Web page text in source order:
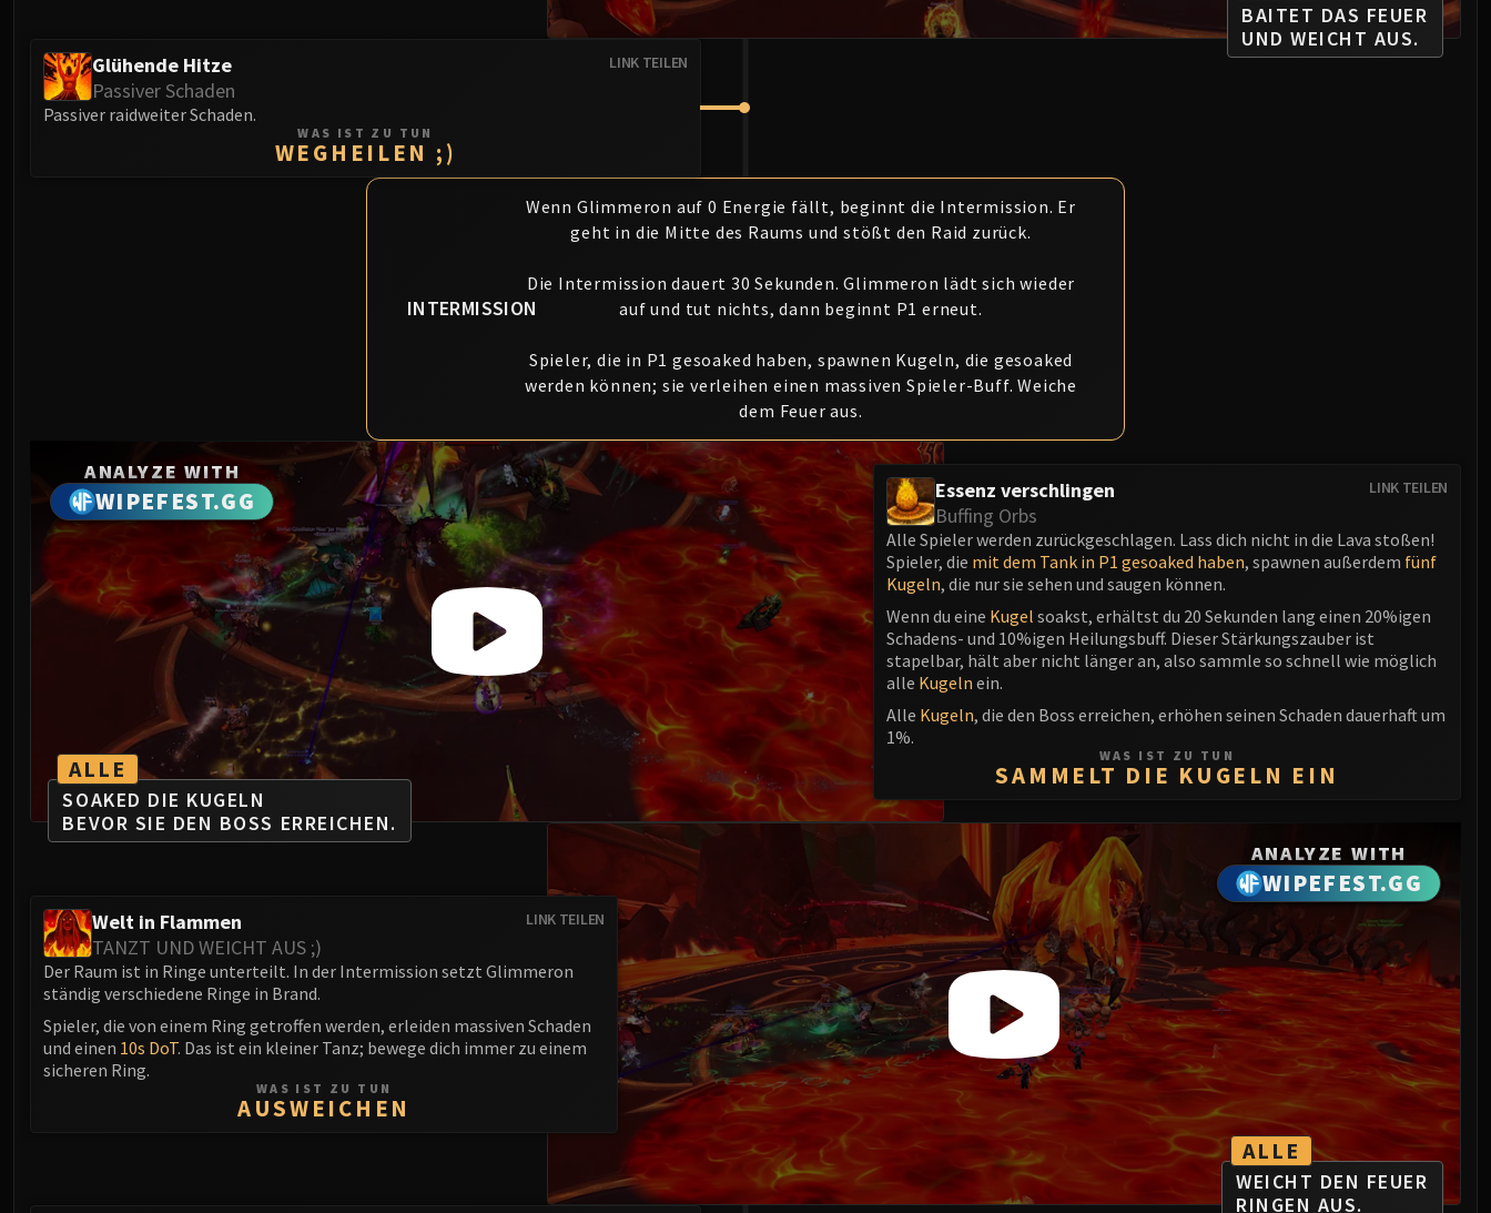
BAITET DAS FEUER
UND WEICHT AUS.
LINK TEILEN
Glühende Hitze
Passiver Schaden
Passiver raidweiter Schaden.
WAS IST ZU TUN
WEGHEILEN ;)
INTERMISSION
Wenn Glimmeron auf 0 Energie fällt, beginnt die Intermission. Er
geht in die Mitte des Raums und stößt den Raid zurück.
Die Intermission dauert 30 Sekunden. Glimmeron lädt sich wieder
auf und tut nichts, dann beginnt P1 erneut.
Spieler, die in P1 gesoaked haben, spawnen Kugeln, die gesoaked
werden können; sie verleihen einen massiven Spieler-Buff. Weiche
dem Feuer aus.
ALLE
SOAKED DIE KUGELN
BEVOR SIE DEN BOSS ERREICHEN.
ANALYZE WITH
WIPEFEST.GG LINK TEILEN
Essenz verschlingen
Buffing Orbs
Alle Spieler werden zurückgeschlagen. Lass dich nicht in die Lava stoßen!
Spieler, die mit dem Tank in P1 gesoaked haben, spawnen außerdem fünf
Kugeln, die nur sie sehen und saugen können.
Wenn du eine Kugel soakst, erhältst du 20 Sekunden lang einen 20%igen
Schadens- und 10%igen Heilungsbuff. Dieser Stärkungszauber ist
stapelbar, hält aber nicht länger an, also sammle so schnell wie möglich
alle Kugeln ein.
Alle Kugeln, die den Boss erreichen, erhöhen seinen Schaden dauerhaft um
1%.
WAS IST ZU TUN
SAMMELT DIE KUGELN EIN
ALLE
WEICHT DEN FEUER
RINGEN AUS.
ANALYZE WITH
WIPEFEST.GG
LINK TEILEN
Welt in Flammen
TANZT UND WEICHT AUS ;)
Der Raum ist in Ringe unterteilt. In der Intermission setzt Glimmeron
ständig verschiedene Ringe in Brand.
Spieler, die von einem Ring getroffen werden, erleiden massiven Schaden
und einen 10s DoT. Das ist ein kleiner Tanz; bewege dich immer zu einem
sicheren Ring.
WAS IST ZU TUN
AUSWEICHEN